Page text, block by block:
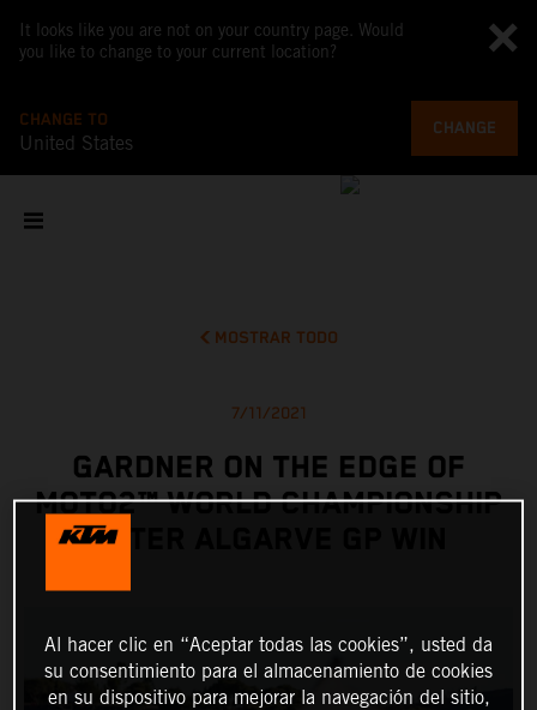
It looks like you are not on your country page. Would
you like to change to your current location?
CHANGE TO
United States
CHANGE
MOSTRAR TODO
7/11/2021
GARDNER ON THE EDGE OF
MOTO2™ WORLD CHAMPIONSHIP
AFTER ALGARVE GP WIN
Al hacer clic en “Aceptar todas las cookies”, usted da
su consentimiento para el almacenamiento de cookies
en su dispositivo para mejorar la navegación del sitio,